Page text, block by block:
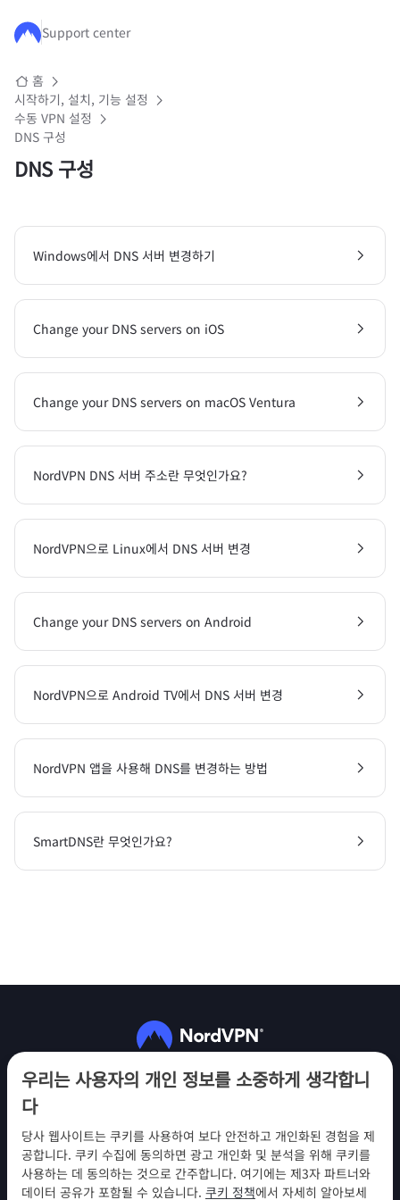
우리는 사용자의 개인 정보를 소중하게 생각합니
다
당사 웹사이트는 쿠키를 사용하여 보다 안전하고 개인화된 경험을 제
공합니다. 쿠키 수집에 동의하면 광고 개인화 및 분석을 위해 쿠키를
사용하는 데 동의하는 것으로 간주합니다. 여기에는 제3자 파트너와
데이터 공유가 포함될 수 있습니다. 쿠키 정책에서 자세히 알아보세
주요 콘텐츠로 건너뛰기
Support center
홈
시작하기, 설치, 기능 설정
수동 VPN 설정
DNS 구성
DNS 구성
Windows에서 DNS 서버 변경하기
Change your DNS servers on iOS
Change your DNS servers on macOS Ventura
NordVPN DNS 서버 주소란 무엇인가요?
NordVPN으로 Linux에서 DNS 서버 변경
Change your DNS servers on Android
NordVPN으로 Android TV에서 DNS 서버 변경
NordVPN 앱을 사용해 DNS를 변경하는 방법
SmartDNS란 무엇인가요?
NordVPN